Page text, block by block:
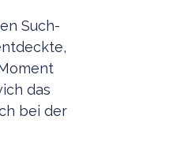
Such-
das
bei der